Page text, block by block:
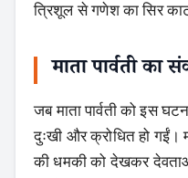
त्रिशूल से गणेश का सिर
माता पार्वती का
जब माता पार्वती को इस
दुःखी और क्रोधित हो गईं।
की धमकी को देखकर